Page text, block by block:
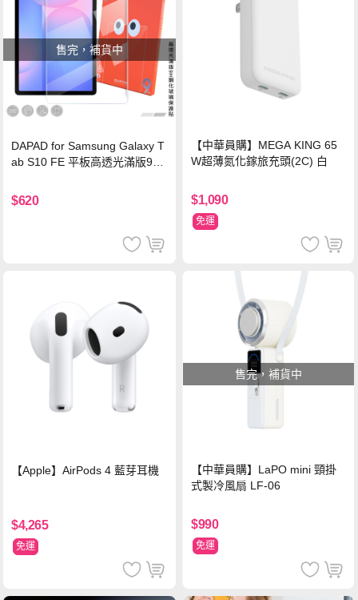
售完，補貨中
DAPAD for Samsung Galaxy T
ab S10 FE 平板高透光滿版9H
$620
【中華員購】MEGA KING 65
W超薄氮化鎵旅充頭(2C) 白
$1,090
免運
【Apple】AirPods 4 藍芽耳機
$4,265
免運
售完，補貨中
【中華員購】LaPO mini 頸掛
式製冷風扇 LF-06
$990
免運